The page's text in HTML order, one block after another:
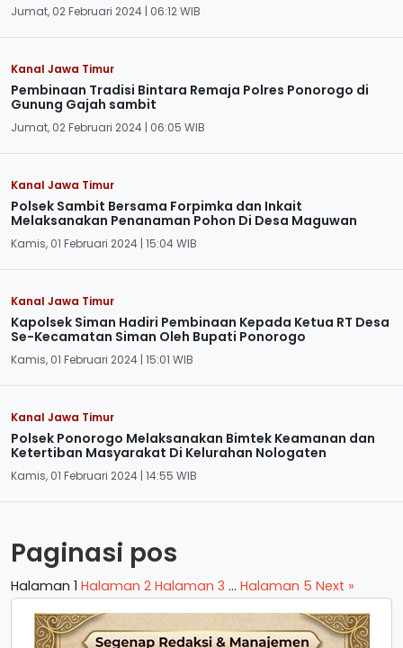
Jumat, 02 Februari 2024 | 06:12 WIB
Kanal Jawa Timur
Pembinaan Tradisi Bintara Remaja Polres Ponorogo di
Gunung Gajah sambit
Jumat, 02 Februari 2024 | 06:05 WIB
Kanal Jawa Timur
Polsek Sambit Bersama Forpimka dan Inkait
Melaksanakan Penanaman Pohon Di Desa Maguwan
Kamis, 01 Februari 2024 | 15:04 WIB
Kanal Jawa Timur
Kapolsek Siman Hadiri Pembinaan Kepada Ketua RT Desa
Se-Kecamatan Siman Oleh Bupati Ponorogo
Kamis, 01 Februari 2024 | 15:01 WIB
Kanal Jawa Timur
Polsek Ponorogo Melaksanakan Bimtek Keamanan dan
Ketertiban Masyarakat Di Kelurahan Nologaten
Kamis, 01 Februari 2024 | 14:55 WIB
Paginasi pos
Halaman 1 Halaman 2 Halaman 3 … Halaman 5 Next »